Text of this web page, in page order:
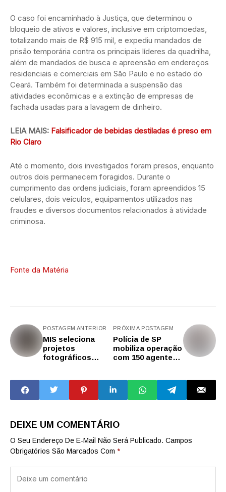
O caso foi encaminhado à Justiça, que determinou o
bloqueio de ativos e valores, inclusive em criptomoedas,
totalizando mais de R$ 915 mil, e expediu mandados de
prisão temporária contra os principais líderes da quadrilha,
além de mandados de busca e apreensão em endereços
residenciais e comerciais em São Paulo e no estado do
Ceará. Também foi determinada a suspensão das
atividades econômicas e a extinção de empresas de
fachada usadas para a lavagem de dinheiro.
LEIA MAIS: Falsificador de bebidas destiladas é preso em
Rio Claro
Até o momento, dois investigados foram presos, enquanto
outros dois permanecem foragidos. Durante o
cumprimento das ordens judiciais, foram apreendidos 15
celulares, dois veículos, equipamentos utilizados nas
fraudes e diversos documentos relacionados à atividade
criminosa.
Fonte da Matéria
POSTAGEM ANTERIOR
MIS seleciona
projetos
fotográficos
PRÓXIMA POSTAGEM
Polícia de SP
mobiliza operação
com 150 agentes
adulteração de
bebidas
DEIXE UM COMENTÁRIO
O Seu Endereço De E-Mail Não Será Publicado. Campos
Obrigatórios São Marcados Com *